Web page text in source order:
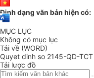
Định dạng văn bản hiện có:
MỤC LỤC
Không có mục lục
Tải về (WORD)
Quyet dinh so 2145-QD-
Tải lược đồ